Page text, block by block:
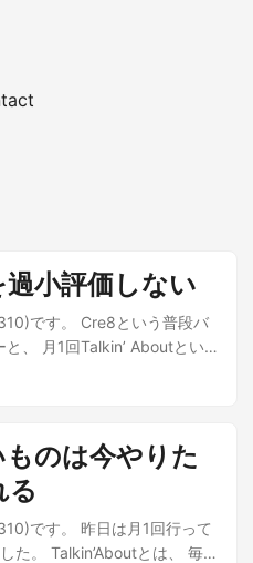
小評価しない
です。 Cre8という普段バ
、 月1回Talkin’ Aboutという
日がその日でした。 ※過去
のは今やりた
る
です。 昨日は月1回行って
た。 Talkin’Aboutとは、 毎回